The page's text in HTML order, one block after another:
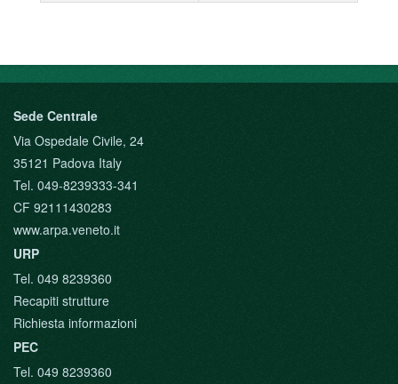
Sede Centrale
Via Ospedale Civile, 24
35121 Padova Italy
Tel. 049-8239333-341
CF 92111430283
www.arpa.veneto.it
URP
Tel. 049 8239360
Recapiti strutture
Richiesta informazioni
PEC
Tel. 049 8239360